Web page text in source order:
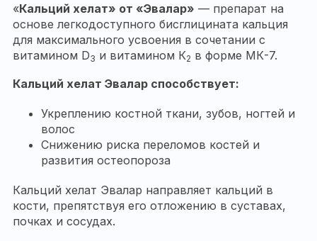
«Кальций хелат» от «Эвалар» — препарат на
основе легкодоступного бисглицината кальция
для максимального усвоения в сочетании с
витамином D3 и витамином К2 в форме МК-7.
Кальций хелат Эвалар способствует:
Укреплению костной ткани, зубов, ногтей и
волос
Снижению риска переломов костей и
развития остеопороза
Кальций хелат Эвалар направляет кальций в
кости, препятствуя его отложению в суставах,
почках и сосудах.